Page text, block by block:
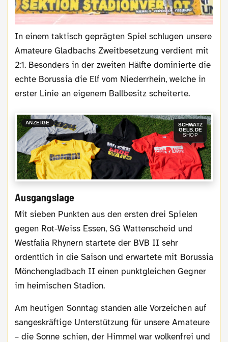
In einem taktisch geprägten Spiel schlugen unsere
Amateure Gladbachs Zweitbesetzung verdient mit
2:1. Besonders in der zweiten Hälfte dominierte die
echte Borussia die Elf vom Niederrhein, welche in
erster Linie an eigenem Ballbesitz scheiterte.
ANZEIGE
SCHWATZ
GELB.DE
SHOP
Ausgangslage
Mit sieben Punkten aus den ersten drei Spielen
gegen Rot-Weiss Essen, SG Wattenscheid und
Westfalia Rhynern startete der BVB II sehr
ordentlich in die Saison und erwartete mit Borussia
Mönchengladbach II einen punktgleichen Gegner
im heimischen Stadion.
Am heutigen Sonntag standen alle Vorzeichen auf
sangeskräftige Unterstützung für unsere Amateure
– die Sonne schien, der Himmel war wolkenfrei und